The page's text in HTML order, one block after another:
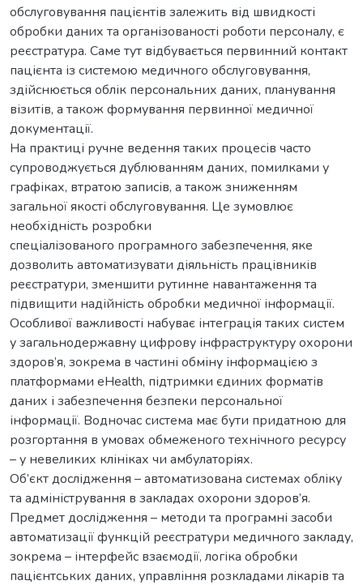
обслуговування пацієнтів залежить від швидкості
обробки даних та організованості роботи персоналу, є
реєстратура. Саме тут відбувається первинний контакт
пацієнта із системою медичного обслуговування,
здійснюється облік персональних даних, планування
візитів, а також формування первинної медичної
документації.
На практиці ручне ведення таких процесів часто
супроводжується дублюванням даних, помилками у
графіках, втратою записів, а також зниженням
загальної якості обслуговування. Це зумовлює
необхідність розробки
спеціалізованого програмного забезпечення, яке
дозволить автоматизувати діяльність працівників
реєстратури, зменшити рутинне навантаження та
підвищити надійність обробки медичної інформації.
Особливої важливості набуває інтеграція таких систем
у загальнодержавну цифрову інфраструктуру охорони
здоров’я, зокрема в частині обміну інформацією з
платформами eHealth, підтримки єдиних форматів
даних і забезпечення безпеки персональної
інформації. Водночас система має бути придатною для
розгортання в умовах обмеженого технічного ресурсу
– у невеликих клініках чи амбулаторіях.
Об’єкт дослідження – автоматизована системах обліку
та адміністрування в закладах охорони здоров’я.
Предмет дослідження – методи та програмні засоби
автоматизації функцій реєстратури медичного закладу,
зокрема – інтерфейс взаємодії, логіка обробки
пацієнтських даних, управління розкладами лікарів та